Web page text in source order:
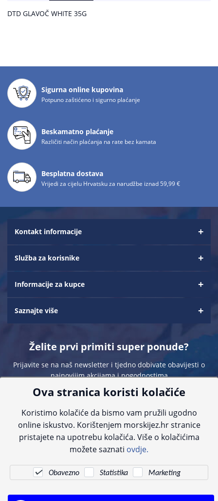
DTD GLAVOČ WHITE 35G
Sigurna online kupovina
Potpuno zaštićeno i sigurno plaćanje
Beskamatno plaćanje
Različiti način plaćanja na rate bez kamata
Besplatna dostava
Vrijedi za cijelu Hrvatsku za narudžbe iznad 59,99 €
Kontakt informacije
Služba za korisnike
Informacije za kupce
Saznajte više
Želite prvi primiti super ponude?
Prijavite se na naš newsletter i tjedno dobivate obavijesti o
najnovijim akcijama i pogodnostima
Sve navedene cijene sadrže PDV. Pokušavamo osigurati što preciznije
informacije, ali zbog tehnoloških ograničenja ne možemo garantirati potpunu
kontaktirajte nas putem telefona:+385 23 231 761ili e-maila:info@morskijez.hr
Ova stranica koristi kolačiće
Koristimo kolačiće da bismo vam pružili ugodno
online iskustvo. Korištenjem morskijez.hr stranice
pristajete na upotrebu kolačića. Više o kolačićima
možete saznati ovdje.
Obavezno Statistika Marketing